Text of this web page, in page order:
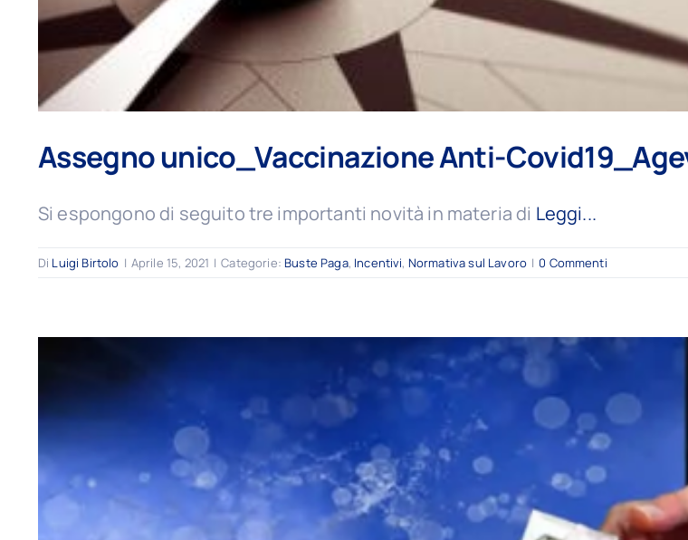
Assegno unico_Vaccinazione Anti-
Si espongono di seguito tre importanti novità in materia di Leggi...
Di Luigi Birtolo | Aprile 15, 2021 | Categorie:Buste Paga, Incentivi, Normativa sul Lavoro | 0 Commenti